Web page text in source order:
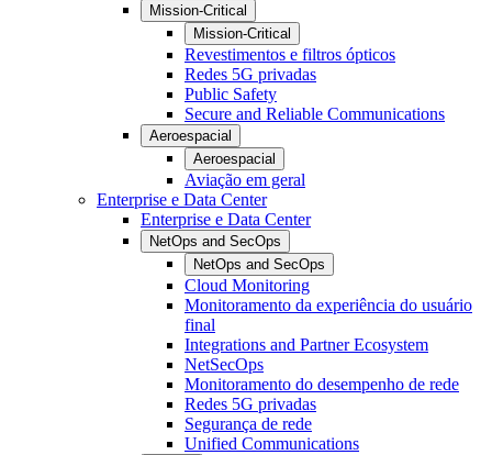
Mission-Critical
Mission-Critical
Revestimentos e filtros ópticos
Redes 5G privadas
Public Safety
Secure and Reliable Communications
Aeroespacial
Aeroespacial
Aviação em geral
Enterprise e Data Center
Enterprise e Data Center
NetOps and SecOps
NetOps and SecOps
Cloud Monitoring
Monitoramento da experiência do usuário
final
Integrations and Partner Ecosystem
NetSecOps
Monitoramento do desempenho de rede
Redes 5G privadas
Segurança de rede
Unified Communications